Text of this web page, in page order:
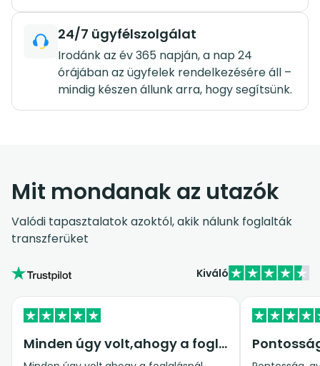
24/7 ügyfélszolgálat
Irodánk az év 365 napján, a nap 24
órájában az ügyfelek rendelkezésére áll –
mindig készen állunk arra, hogy segítsünk.
Mit mondanak az utazók
Valódi tapasztalatok azoktól, akik nálunk foglalták
transzferüket
Kiváló
Minden úgy volt,ahogy a foglalásnál…